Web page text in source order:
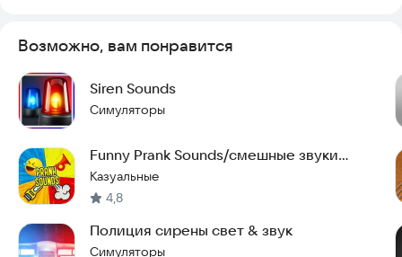
Возможно, вам понравится
Siren Sounds
Симуляторы
Funny Prank Sounds/смешные звуки
розыгрыша
Казуальные
4,8
Полиция сирены свет & звук
Симуляторы